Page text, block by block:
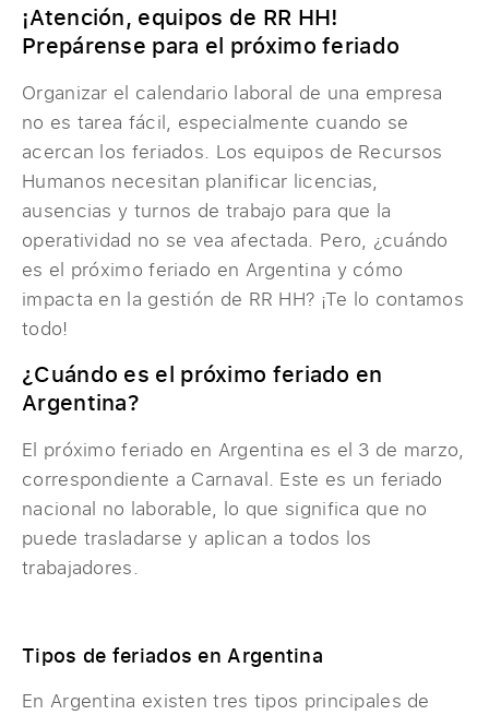
¡Atención, equipos de RR HH!
Prepárense para el próximo feriado
Organizar el calendario laboral de una empresa
no es tarea fácil, especialmente cuando se
acercan los feriados. Los equipos de Recursos
Humanos necesitan planificar licencias,
ausencias y turnos de trabajo para que la
operatividad no se vea afectada. Pero, ¿cuándo
es el próximo feriado en Argentina y cómo
impacta en la gestión de RR HH? ¡Te lo contamos
todo!
¿Cuándo es el próximo feriado en
Argentina?
El próximo feriado en Argentina es el 3 de marzo,
correspondiente a Carnaval. Este es un feriado
nacional no laborable, lo que significa que no
puede trasladarse y aplican a todos los
trabajadores.
Tipos de feriados en Argentina
En Argentina existen tres tipos principales de